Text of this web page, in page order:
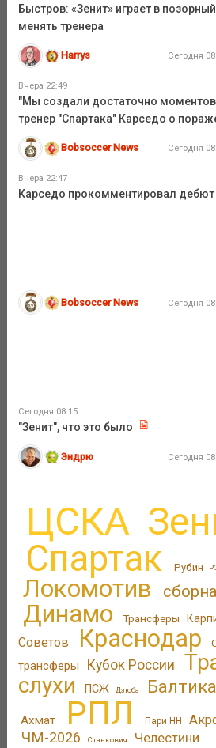
Быстров: «Зенит» играет в
менять тренера
Harrys Сегодня
Вчера 22:49
"Мы создали достаточно
тренер "Спартака" Карседо о
Bobsoccer News Сегодня
Вчера 22:47
Карседо прокомментировал дебют
Bobsoccer News Сегодня
Сегодня 08:15
"Зенит", что это было
Эндрю Сегодня
ЦСКА
Спартак Рубин
Локомотив
Динамо Трансферы
Советов
Краснодар
трансферы
Кубок России
слухи
ПСЖ Дзюба Балтика
Ахмат РПЛ Пари НН
ЧМ-2026 Станкович Челестини